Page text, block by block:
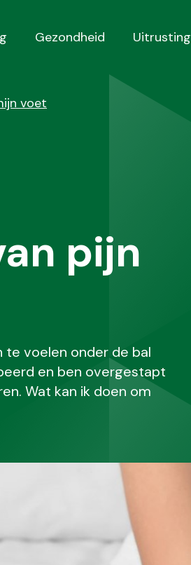
Gezondheid Uitrusting
voet
pijn
te voelen onder de bal
en ben overgestapt
Wat kan ik doen om